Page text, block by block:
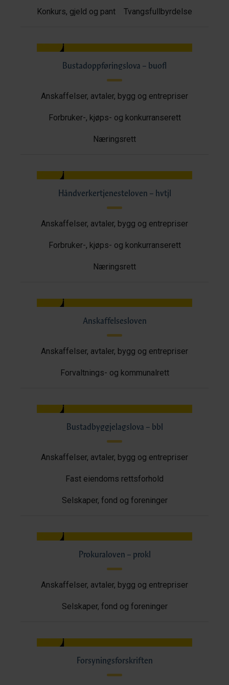
Konkurs, gjeld og pant Tvangsfullbyrdelse
Bustadoppføringslova – buofl
Anskaffelser, avtaler, bygg og entrepriser
Forbruker-, kjøps- og konkurranserett
Næringsrett
Håndverkertjenesteloven – hvtjl
Anskaffelser, avtaler, bygg og entrepriser
Forbruker-, kjøps- og konkurranserett
Næringsrett
Anskaffelsesloven
Anskaffelser, avtaler, bygg og entrepriser
Forvaltnings- og kommunalrett
Bustadbyggjelagslova – bbl
Anskaffelser, avtaler, bygg og entrepriser
Fast eiendoms rettsforhold
Selskaper, fond og foreninger
Prokuraloven – prokl
Anskaffelser, avtaler, bygg og entrepriser
Selskaper, fond og foreninger
Forsyningsforskriften